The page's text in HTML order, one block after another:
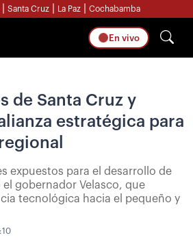
Santa Cruz La Paz Cochabamba
En vivo
de Santa Cruz y
estratégica para
expuestos para el desarrollo de
el gobernador Velasco, que
tecnológica hacia el pequeño y